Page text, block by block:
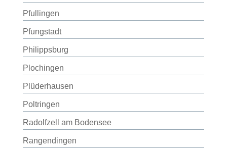
Pfullingen
Pfungstadt
Philippsburg
Plochingen
Plüderhausen
Poltringen
Radolfzell am Bodensee
Rangendingen